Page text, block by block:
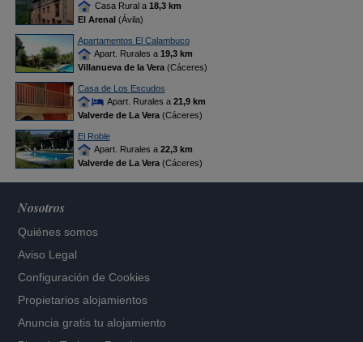
Casa Rural a 18,3 km
El Arenal(Ávila)
Apartamentos El Calambuco
Apart. Rurales a 19,3 km
Villanueva de la Vera(Cáceres)
Casa de Los Escudos
Apart. Rurales a 21,9 km
Valverde de La Vera(Cáceres)
El Roble
Apart. Rurales a 22,3 km
Valverde de La Vera(Cáceres)
Nosotros
Quiénes somos
Aviso Legal
Configuración de Cookies
Propietarios alojamientos
Anuncia gratis tu alojamiento